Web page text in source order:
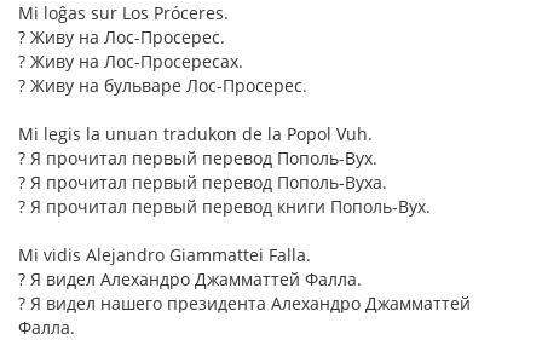
Mi loĝas sur Los Próceres.
? Живу на Лос-Просерес.
? Живу на Лос-Просересах.
? Живу на бульваре Лос-Просерес.
Mi legis la unuan tradukon de la Popol Vuh.
? Я прочитал первый перевод Пополь-Вух.
? Я прочитал первый перевод Пополь-Вуха.
? Я прочитал первый перевод книги Пополь-Вух.
Mi vidis Alejandro Giammattei Falla.
? Я видел Алехандро Джамматтей Фалла.
? Я видел нашего президента Алехандро Джамматтей
Фалла.